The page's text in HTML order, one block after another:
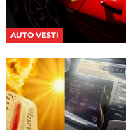
AUTO VESTI